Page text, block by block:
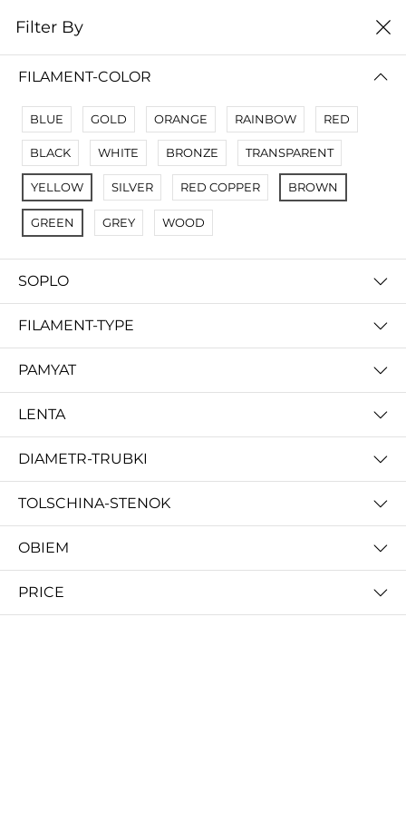
0
PLA-F - композитный филамент для 3д принтера 1.0 кг
160 000 so'm
Anycubic Flexible TPU 3D Пластик - филамент 0.5 kg
230 000 so'm
ABS 3д пластик для печати на 3д принтере от MyFilament
180 000 so'm
Filter By
FILAMENT-COLOR
BLUE GOLD ORANGE RAINBOW RED
BLACK WHITE BRONZE TRANSPARENT
YELLOW SILVER RED COPPER BROWN
GREEN GREY WOOD
SOPLO
FILAMENT-TYPE
PAMYAT
LENTA
DIAMETR-TRUBKI
TOLSCHINA-STENOK
OBIEM
PRICE